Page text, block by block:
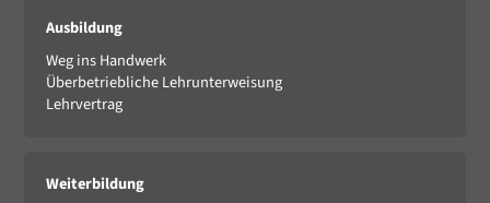
Ausbildung
Weg ins Handwerk
Überbetriebliche Lehrunterweisung
Lehrvertrag
Weiterbildung